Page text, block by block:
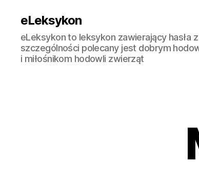
eLeksykon
eLeksykon to leksykon zawierający hasła
szczególności polecany jest dobrym
i miłośnikom hodowli zwierząt